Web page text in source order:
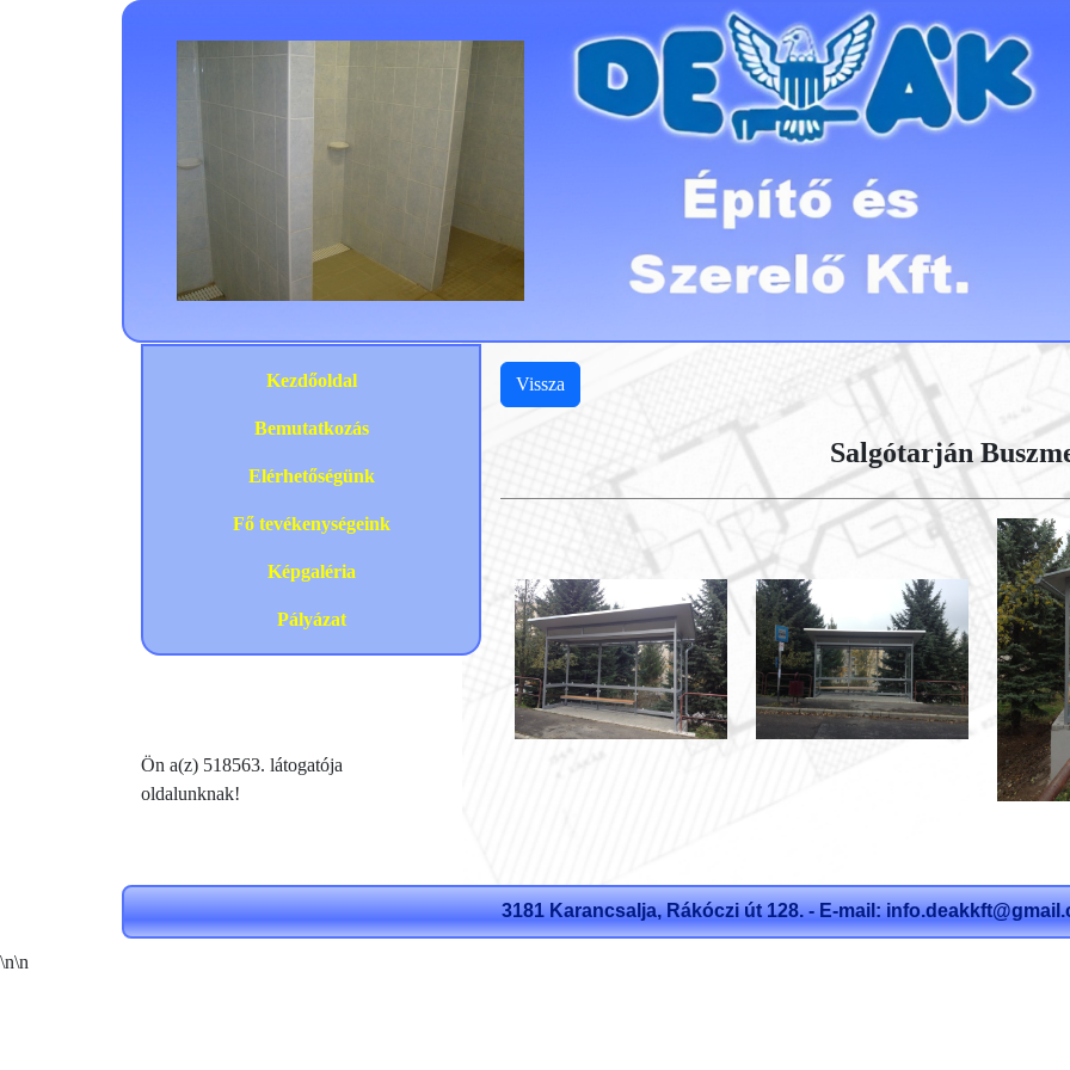
Kezdőoldal
Bemutatkozás
Elérhetőségünk
Fő tevékenységeink
Képgaléria
Pályázat
Ön a(z) 518563. látogatója
oldalunknak!
Vissza
Salgótarján
3181 Karancsalja, Rákóczi út 128. - E-mail:
\n\n